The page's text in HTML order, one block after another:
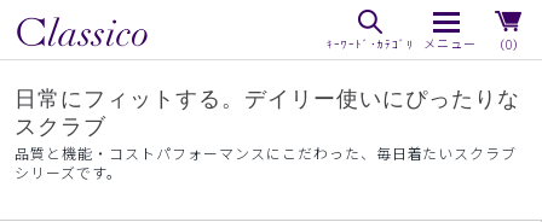
（0）
日常にフィットする。デイリー使いにぴったりな
スクラブ
品質と機能・コストパフォーマンスにこだわった、毎日着たいスクラブ
シリーズです。